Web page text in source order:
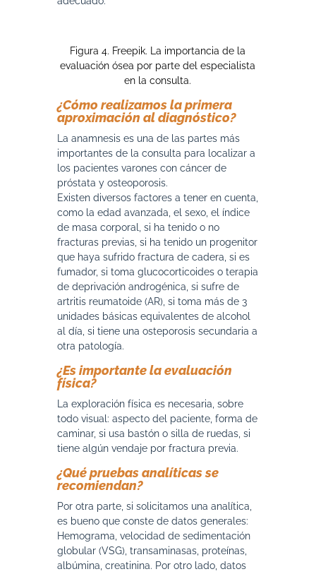
Figura 4. Freepik. La importancia de la
evaluación ósea por parte del especialista
en la consulta.
¿Cómo realizamos la primera
aproximación al diagnóstico?
La anamnesis es una de las partes más
importantes de la consulta para localizar a
los pacientes varones con cáncer de
próstata y osteoporosis.
Existen diversos factores a tener en cuenta,
como la edad avanzada, el sexo, el índice
de masa corporal, si ha tenido o no
fracturas previas, si ha tenido un progenitor
que haya sufrido fractura de cadera, si es
fumador, si toma glucocorticoides o terapia
de deprivación androgénica, si sufre de
artritis reumatoide (AR), si toma más de 3
unidades básicas equivalentes de alcohol
al día, si tiene una osteporosis secundaria a
otra patología.
¿Es importante la evaluación
física?
La exploración física es necesaria, sobre
todo visual: aspecto del paciente, forma de
caminar, si usa bastón o silla de ruedas, si
tiene algún vendaje por fractura previa.
¿Qué pruebas analíticas se
recomiendan?
Por otra parte, si solicitamos una analítica,
es bueno que conste de datos generales:
Hemograma, velocidad de sedimentación
globular (VSG), transaminasas, proteínas,
albúmina, creatinina. Por otro lado, datos